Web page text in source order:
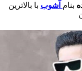
با بالاترین